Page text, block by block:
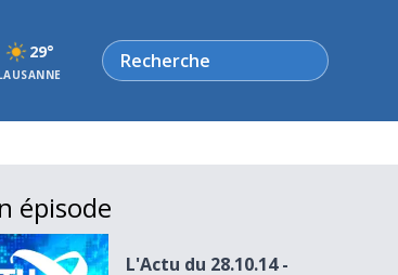
29° Rechercher
épisode
du 28.10.14 - 18h30
L'Actu du 28.10.14 -